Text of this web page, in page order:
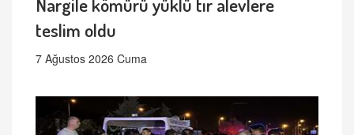
Nargile kömürü yüklü tır alevlere
teslim oldu
7 Ağustos 2026 Cuma